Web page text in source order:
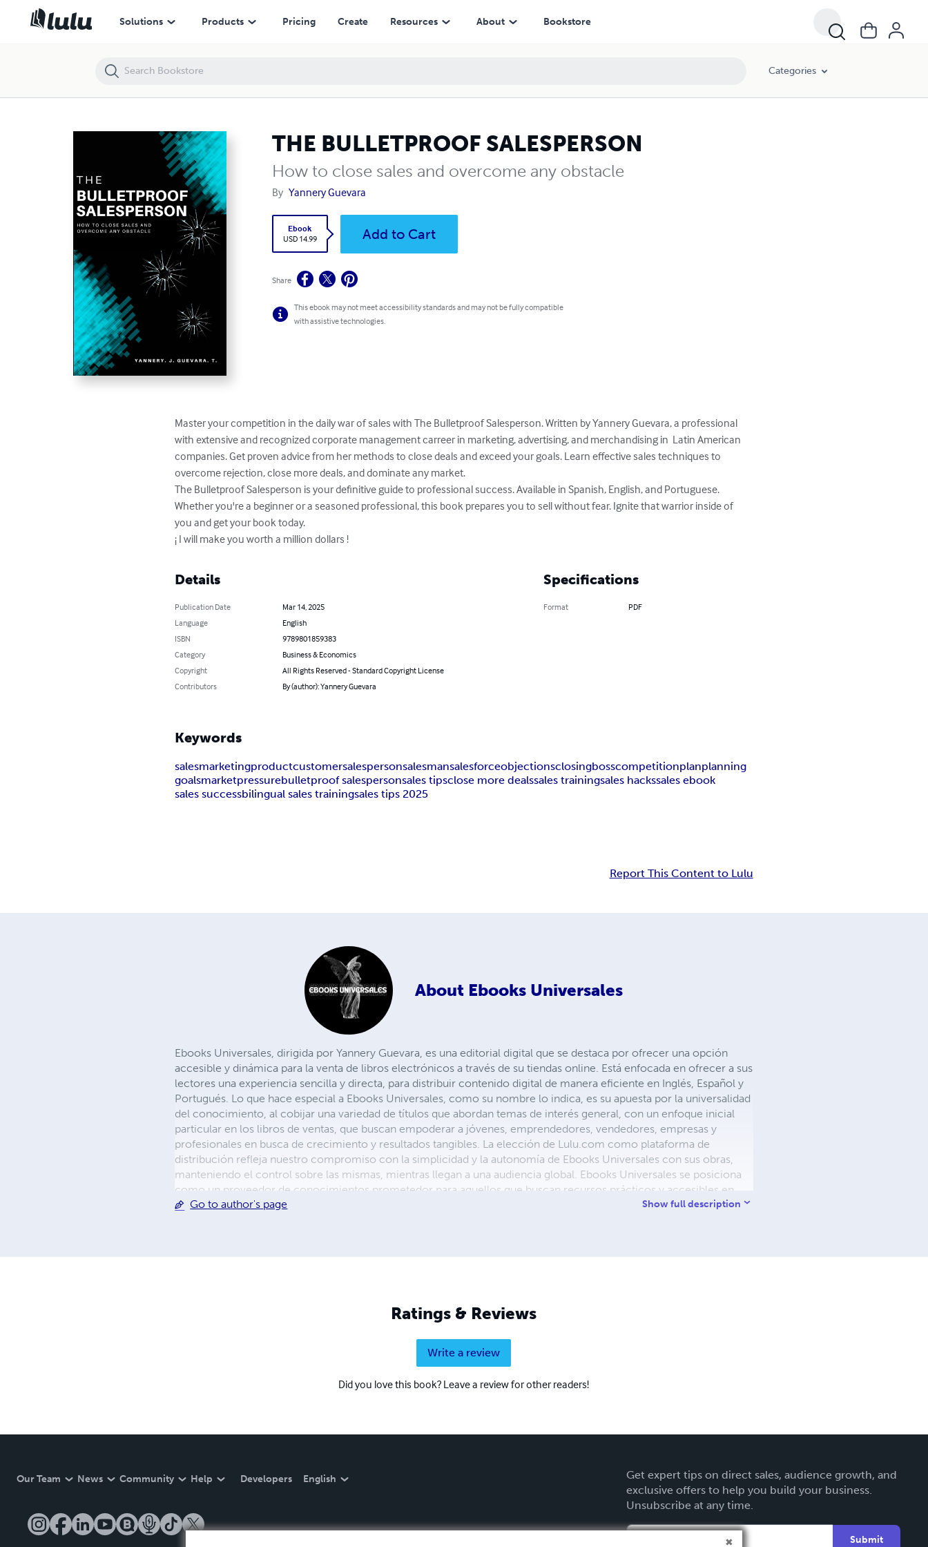
Solutions Products Pricing Create Resources About Bookstore
Categories
THE BULLETPROOF SALESPERSON
How to close sales and overcome any obstacle
By Yannery Guevara
Ebook
USD 14.99
Add to Cart
Share
This ebook may not meet accessibility standards and may not be fully compatible
with assistive technologies.
Master your competition in the daily war of sales with The Bulletproof Salesperson. Written by Yannery Guevara, a professional
with extensive and recognized corporate management carreer in marketing, advertising, and merchandising in  Latin American
companies. Get proven advice from her methods to close deals and exceed your goals. Learn effective sales techniques to
overcome rejection, close more deals, and dominate any market.
The Bulletproof Salesperson is your definitive guide to professional success. Available in Spanish, English, and Portuguese.
Whether you're a beginner or a seasoned professional, this book prepares you to sell without fear. Ignite that warrior inside of
you and get your book today.
¡ I will make you worth a million dollars !
Details
Publication Date
Mar 14, 2025
Language
English
ISBN
9789801859383
Category
Business & Economics
Copyright
All Rights Reserved - Standard Copyright License
Contributors
By (author): Yannery Guevara
Specifications
Format PDF
Keywords
salesmarketingproductcustomersalespersonsalesmansalesforceobjectionsclosingbosscompetitionplanplanning
goalsmarketpressurebulletproof salespersonsales tipsclose more dealssales trainingsales hackssales ebook
sales successbilingual sales trainingsales tips 2025
Report This Content to Lulu
About Ebooks Universales
Ebooks Universales, dirigida por Yannery Guevara, es una editorial digital que se destaca por ofrecer una opción
accesible y dinámica para la venta de libros electrónicos a través de su tiendas online. Está enfocada en ofrecer a sus
lectores una experiencia sencilla y directa, para distribuir contenido digital de manera eficiente en Inglés, Español y
Portugués. Lo que hace especial a Ebooks Universales, como su nombre lo indica, es su apuesta por la universalidad
del conocimiento, al cobijar una variedad de títulos que abordan temas de interés general, con un enfoque inicial
particular en los libros de ventas, que buscan empoderar a jóvenes, emprendedores, vendedores, empresas y
profesionales en busca de crecimiento y resultados tangibles. La elección de Lulu.com como plataforma de
distribución refleja nuestro compromiso con la simplicidad y la autonomía de Ebooks Universales con sus obras,
manteniendo el control sobre las mismas, mientras llegan a una audiencia global. Ebooks Universales se posiciona
como un proveedor de conocimientos prometedor para aquellos que buscan recursos prácticos y accesibles en
formato digital. Ebooks Universales combina la flexibilidad de la autopublicación con una visión amplia, ideal para
Go to author's page Show full description
Ratings & Reviews
Write a review
Did you love this book? Leave a review for other readers!
Our Team News Community Help Developers English
Get expert tips on direct sales, audience growth, and
exclusive offers to help you build your business.
Unsubscribe at any time.
Submit
THE BULLETPROOF SALESPERSON